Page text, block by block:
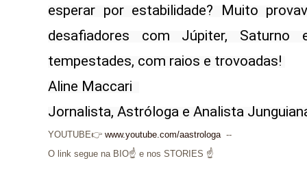
esperar por estabilidade? Muito
desafiadores com Júpiter,
tempestades, com raios e trovoadas!
Aline Maccari
Jornalista, Astróloga e Analista
YOUTUBE👉 www.youtube.com/aastrologa --
O link segue na BIO☝ e nos STORIES ☝